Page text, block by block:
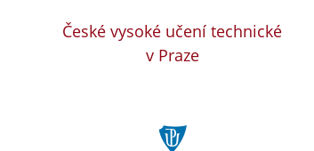
České vysoké učení technické
v Praze